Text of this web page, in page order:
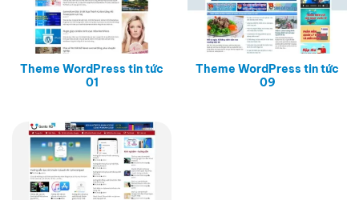
Theme WordPress tin tức
01
Theme WordPress tin tức
09